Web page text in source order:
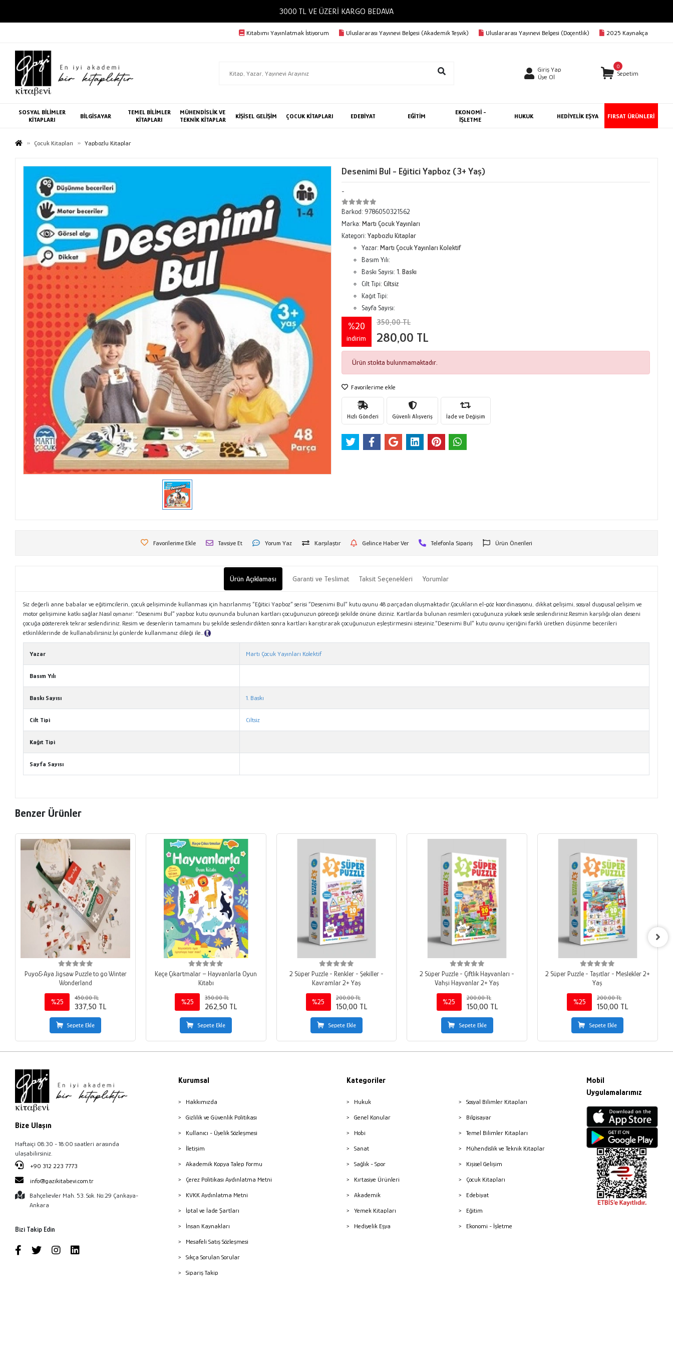
3000 TL VE ÜZERİ KARGO BEDAVA
Kitabımı Yayınlatmak İstiyorum Uluslararası Yayınevi Belgesi (Akademik Teşvik) Uluslararası Yayınevi Belgesi (Doçentlik) 2025 Kaynakça
Giriş Yap
Üye Ol
0
Sepetim
SOSYAL BİLİMLER
KİTAPLARI
BİLGİSAYAR
TEMEL BİLİMLER
KİTAPLARI
MÜHENDİSLİK VE
TEKNİK KİTAPLAR
KİŞİSEL GELİŞİM ÇOCUK KİTAPLARI EDEBİYAT EĞİTİM
EKONOMİ -
İŞLETME
HUKUK HEDİYELİK EŞYA FIRSAT ÜRÜNLERİ
Çocuk Kitapları Yapbozlu Kitaplar
Desenimi Bul - Eğitici Yapboz (3+ Yaş)
-
Barkod: 9786050321562
Marka: Martı Çocuk Yayınları
Kategori: Yapbozlu Kitaplar
Yazar: Martı Çocuk Yayınları Kolektif
Basım Yılı:
Baskı Sayısı: 1. Baskı
Cilt Tipi: Ciltsiz
Kağıt Tipi:
Sayfa Sayısı:
%20
indirim
350,00 TL
280,00 TL
Ürün stokta bulunmamaktadır.
Favorilerime ekle
Hızlı Gönderi Güvenli Alışveriş İade ve Değişim
Favorilerime Ekle Tavsiye Et Yorum Yaz Karşılaştır Gelince Haber Ver Telefonla Sipariş Ürün Önerileri
Ürün Açıklaması Garanti ve Teslimat Taksit Seçenekleri Yorumlar
Siz değerli anne babalar ve eğitimcilerin, çocuk gelişiminde kullanması için hazırlanmış “Eğitici Yapboz” serisi “Desenimi Bul” kutu oyunu 48 parçadan oluşmaktadır.Çocukların el-göz koordinasyonu, dikkat gelişimi, sosyal duygusal gelişim ve
motor gelişimine katkı sağlar.Nasıl oynanır: “Desenimi Bul” yapboz kutu oyununda bulunan kartları çocuğunuzun göreceği şekilde önüne diziniz. Kartlarda bulunan resimleri çocuğunuza yüksek sesle seslendiriniz.Resmin karşılığı olan deseni
çocuğa göstererek tekrar seslendiriniz. Resim ve desenlerin tamamını bu şekilde seslendirdikten sonra kartları karıştırarak çocuğunuzun eşleştirmesini isteyiniz.“Desenimi Bul” kutu oyunu içeriğini farklı üretken düşünme becerileri
etkinliklerinde de kullanabilirsiniz.İyi günlerde kullanmanız dileği ile…
Yazar Martı Çocuk Yayınları Kolektif
Basım Yılı
Baskı Sayısı 1. Baskı
Cilt Tipi Ciltsiz
Kağıt Tipi
Sayfa Sayısı
Benzer Ürünler
Puyo&Aya Jigsaw Puzzle to go Winter
Wonderland
%25
450,00 TL
337,50 TL
Sepete Ekle
Keçe Çıkartmalar – Hayvanlarla Oyun
Kitabı
%25
350,00 TL
262,50 TL
Sepete Ekle
2 Süper Puzzle - Renkler - Şekiller -
Kavramlar 2+ Yaş
%25
200,00 TL
150,00 TL
Sepete Ekle
2 Süper Puzzle - Çiftlik Hayvanları -
Vahşi Hayvanlar 2+ Yaş
%25
200,00 TL
150,00 TL
Sepete Ekle
2 Süper Puzzle - Taşıtlar - Meslekler 2+
Yaş
%25
200,00 TL
150,00 TL
Sepete Ekle
Bize Ulaşın
Haftaiçi 08:30 - 18:00 saatleri arasında
ulaşabilirsiniz.
+90 312 223 7773
info@gazikitabevi.com.tr
Bahçelievler Mah. 53. Sok. No:29 Çankaya-
Ankara
Bizi Takip Edin
Kurumsal
Hakkımızda
Gizlilik ve Güvenlik Politikası
Kullanıcı - Üyelik Sözleşmesi
İletişim
Akademik Kopya Talep Formu
Çerez Politikası Aydınlatma Metni
KVKK Aydınlatma Metni
İptal ve İade Şartları
İnsan Kaynakları
Mesafeli Satış Sözleşmesi
Sıkça Sorulan Sorular
Sipariş Takip
Kategoriler
Hukuk
Genel Konular
Hobi
Sanat
Sağlık - Spor
Kırtasiye Ürünleri
Akademik
Yemek Kitapları
Hediyelik Eşya
Sosyal Bilimler Kitapları
Bilgisayar
Temel Bilimler Kitapları
Mühendislik ve Teknik Kitaplar
Kişisel Gelişim
Çocuk Kitapları
Edebiyat
Eğitim
Ekonomi - İşletme
Mobil
Uygulamalarımız